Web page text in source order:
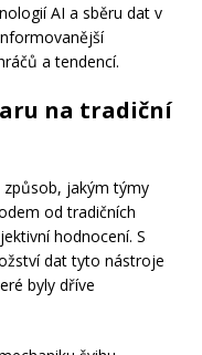
AI a sběru dat v
a tendencí.
na tradiční
jakým týmy
od tradičních
hodnocení. S
dat tyto nástroje
byly dříve